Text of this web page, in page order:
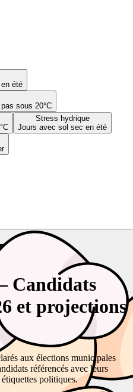
été
sous 20°C
Stress hydrique
Jours avec sol sec en été
Candidats
et projections
aux élections municipales
référencés avec leurs
politiques.